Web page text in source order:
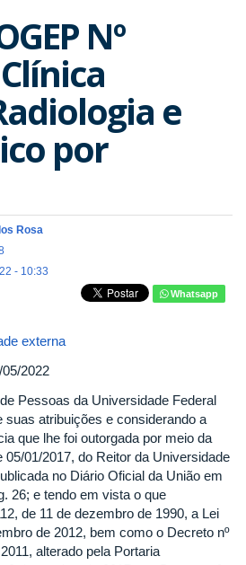
Nº
e
por
Rosa
- 10:33
Whatsapp
externa
05/2022
Pessoas da Universidade Federal
suas atribuições e considerando a
que lhe foi outorgada por meio da
05/01/2017, do Reitor da Universidade
no Diário Oficial da União em
26; e tendo em vista o que
de 11 de dezembro de 1990, a Lei
de 2012, bem como o Decreto nº
alterado pela Portaria